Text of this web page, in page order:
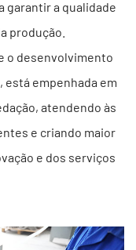
garantir a qualidade
produção.
o desenvolvimento
empenhada em
atendendo às
e criando maior
e dos serviços